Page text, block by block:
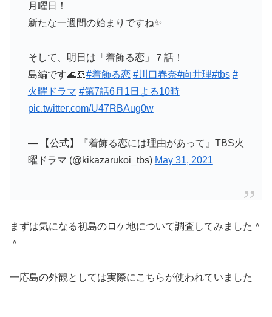
月曜日！
新たな一週間の始まりですね✨
そして、明日は「着飾る恋」７話！
島編です🌊🚢 #着飾る恋 #川口春奈#向井理#tbs #
火曜ドラマ #第7話6月1日よる10時
pic.twitter.com/U47RBAug0w
— 【公式】『着飾る恋には理由があって』TBS火
曜ドラマ (@kikazarukoi_tbs) May 31, 2021
まずは気になる初島のロケ地について調査してみました＾
＾
一応島の外観としては実際にこちらが使われていました